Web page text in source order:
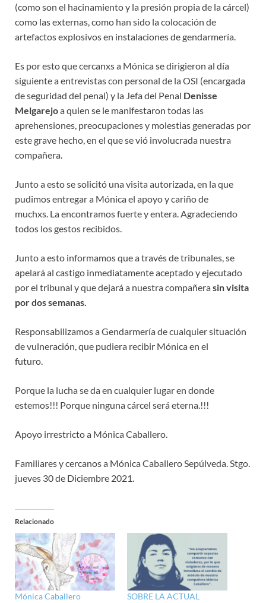
(como son el hacinamiento y la presión propia de la cárcel)
como las externas, como han sido la colocación de
artefactos explosivos en instalaciones de gendarmería.
Es por esto que cercanxs a Mónica se dirigieron al día
siguiente a entrevistas con personal de la OSI (encargada
de seguridad del penal) y la Jefa del Penal Denisse
Melgarejoa quien se le manifestaron todas las
aprehensiones, preocupaciones y molestias generadas por
este grave hecho, en el que se vió involucrada nuestra
compañera.
Junto a esto se solicitó una visita autorizada, en la que
pudimos entregar a Mónica el apoyo y cariño de
muchxs. La encontramos fuerte y entera. Agradeciendo
todos los gestos recibidos.
Junto a esto informamos que a través de tribunales, se
apelará al castigo inmediatamente aceptado y ejecutado
por el tribunal y que dejará a nuestra compañerasin visita
por dos semanas.
Responsabilizamos a Gendarmería de cualquier situación
de vulneración, que pudiera recibir Mónica en el
futuro.
Porque la lucha se da en cualquier lugar en donde
estemos!!! Porque ninguna cárcel será eterna.!!!
Apoyo irrestricto a Mónica Caballero.
Familiares y cercanos a Mónica Caballero Sepúlveda. Stgo.
jueves 30 de Diciembre 2021.
Relacionado
Mónica Caballero
SOBRE LA ACTUAL